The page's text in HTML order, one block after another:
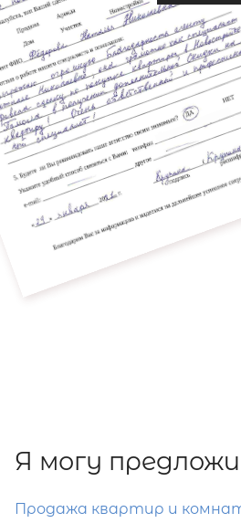
Я могу
Продажа квартир и комнат